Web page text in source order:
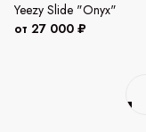
Yeezy Slide "Onyx"
от 27 000 ₽